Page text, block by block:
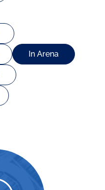
In Arena